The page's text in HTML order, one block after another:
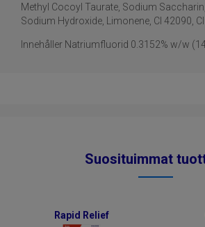
Methyl Cocoyl Taurate, Sodium
Sodium Hydroxide, Limonene, CI 42090,
Innehåller Natriumfluorid 0.3152% w/w
Suosituimmat
Rapid Relief